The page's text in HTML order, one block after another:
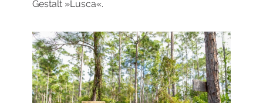
Gestalt »Lusca«.